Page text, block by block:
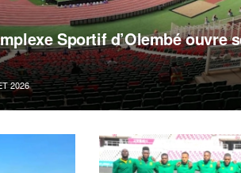
Sportif d’Olembé ouvre
2026